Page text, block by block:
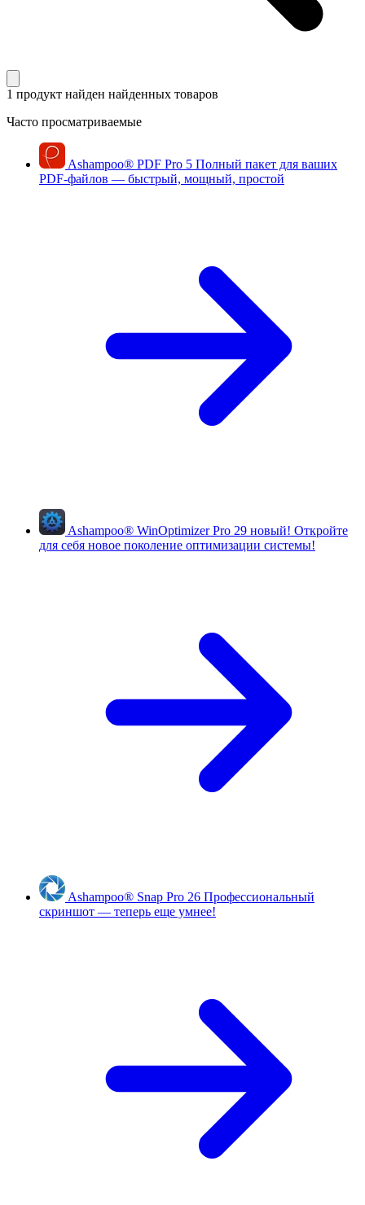
1 продукт найден найденных товаров
Часто просматриваемые
Ashampoo® PDF Pro 5 Полный пакет для ваших
PDF-файлов — быстрый, мощный, простой
Ashampoo® WinOptimizer Pro 29 новый! Откройте
для себя новое поколение оптимизации системы!
Ashampoo® Snap Pro 26 Профессиональный
скриншот — теперь еще умнее!